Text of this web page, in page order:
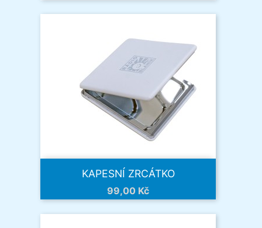
KAPESNÍ ZRCÁTKO
Cena
99,00 Kč